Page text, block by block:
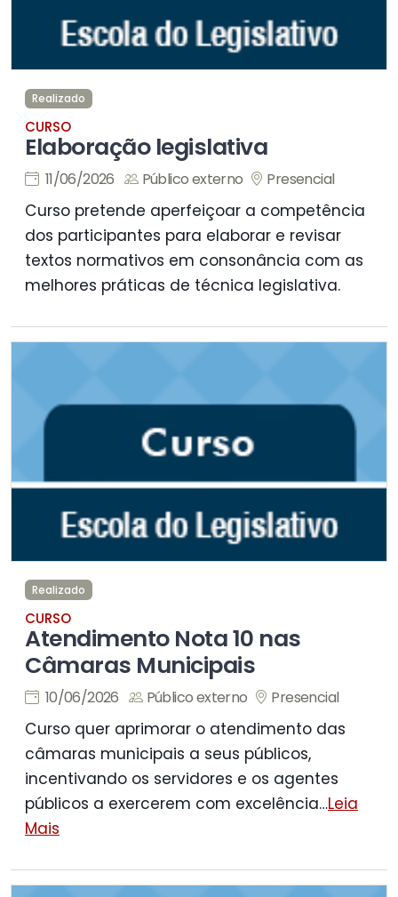
Realizado
CURSO
Elaboração legislativa
11/06/2026 Público externo Presencial
Curso pretende aperfeiçoar a competência
dos participantes para elaborar e revisar
textos normativos em consonância com as
melhores práticas de técnica legislativa.
Realizado
CURSO
Atendimento Nota 10 nas
Câmaras Municipais
10/06/2026 Público externo Presencial
Curso quer aprimorar o atendimento das
câmaras municipais a seus públicos,
incentivando os servidores e os agentes
públicos a exercerem com excelência…Leia
Mais